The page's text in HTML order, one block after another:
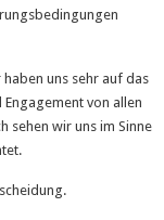
uns sehr auf das
von allen
sehen wir uns im Sinne